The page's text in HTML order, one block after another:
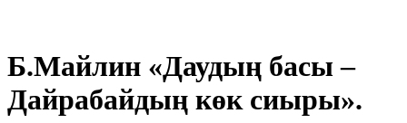
Б.Майлин «Даудың басы –
Дайрабайдың көк сиыры».